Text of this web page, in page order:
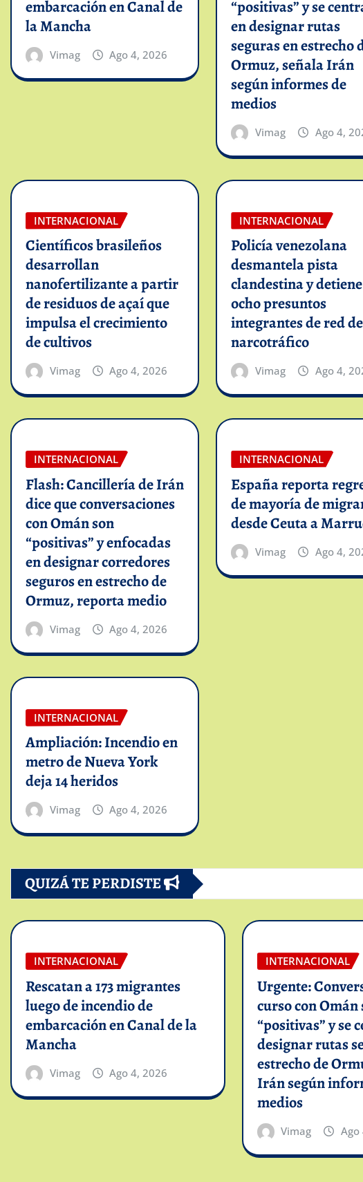
embarcación en Canal de
la Mancha
Vimag Ago 4, 2026
“positivas” y se
en designar rutas
seguras en estrecho
Ormuz, señala Irán
según informes de
medios
Vimag Ago 4,
INTERNACIONAL
Científicos brasileños
desarrollan
nanofertilizante a partir
de residuos de açaí que
impulsa el crecimiento
de cultivos
Vimag Ago 4, 2026
INTERNACIONAL
Policía venezolana
desmantela pista
clandestina y
ocho presuntos
integrantes de red de
narcotráfico
Vimag Ago 4,
INTERNACIONAL
Flash: Cancillería de Irán
dice que conversaciones
con Omán son
“positivas” y enfocadas
en designar corredores
seguros en estrecho de
Ormuz, reporta medio
Vimag Ago 4, 2026
INTERNACIONAL
España reporta
de mayoría de
desde Ceuta a
Vimag Ago 4,
INTERNACIONAL
Ampliación: Incendio en
metro de Nueva York
deja 14 heridos
Vimag Ago 4, 2026
QUIZÁ TE PERDISTE
INTERNACIONAL
Rescatan a 173 migrantes
luego de incendio de
embarcación en Canal de la
Mancha
Vimag Ago 4, 2026
INTERNACIONAL
Urgente:
curso con Omán
“positivas” y se
designar rutas
estrecho de
Irán según
medios
Vimag Ago